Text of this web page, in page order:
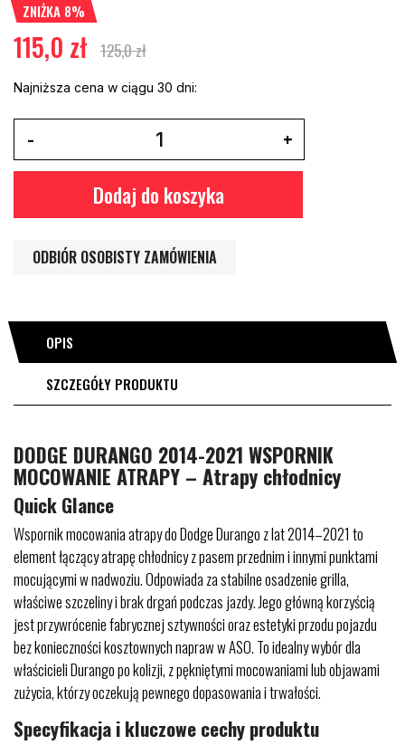
ZNIŻKA 8%
115,0 zł 125,0 zł
Najniższa cena w ciągu 30 dni:
Dodaj do koszyka
ODBIÓR OSOBISTY ZAMÓWIENIA
OPIS
SZCZEGÓŁY PRODUKTU
DODGE DURANGO 2014-2021 WSPORNIK
MOCOWANIE ATRAPY – Atrapy chłodnicy
Quick Glance
Wspornik mocowania atrapy do Dodge Durango z lat 2014–2021 to
element łączący atrapę chłodnicy z pasem przednim i innymi punktami
mocującymi w nadwoziu. Odpowiada za stabilne osadzenie grilla,
właściwe szczeliny i brak drgań podczas jazdy. Jego główną korzyścią
jest przywrócenie fabrycznej sztywności oraz estetyki przodu pojazdu
bez konieczności kosztownych napraw w ASO. To idealny wybór dla
właścicieli Durango po kolizji, z pękniętymi mocowaniami lub objawami
zużycia, którzy oczekują pewnego dopasowania i trwałości.
Specyfikacja i kluczowe cechy produktu